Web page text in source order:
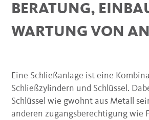
BERATUNG,
WARTUNG VON
Eine Schließanlage ist eine
Schließzylindern und Schlüssel.
Schlüssel wie gwohnt aus Metall
anderen zugangsberechtigung wie